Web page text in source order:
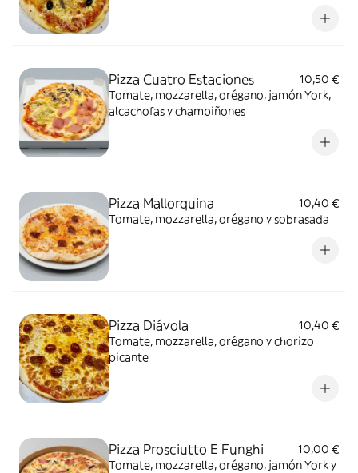
Pizza Cuatro Estaciones
10,50 €
Tomate, mozzarella, orégano, jamón York,
alcachofas y champiñones
Pizza Mallorquina
10,40 €
Tomate, mozzarella, orégano y sobrasada
Pizza Diávola
10,40 €
Tomate, mozzarella, orégano y chorizo
picante
Pizza Prosciutto E Funghi
10,00 €
Tomate, mozzarella, orégano, jamón York y